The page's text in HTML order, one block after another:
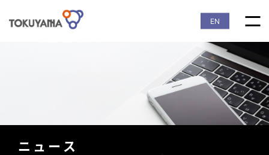
EN
ニュース